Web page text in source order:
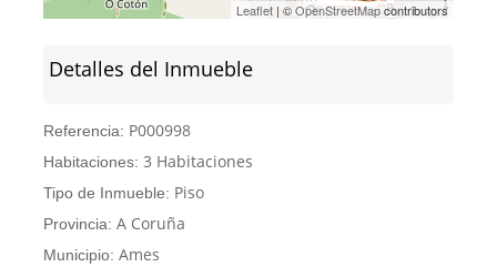
Leaflet| ©OpenStreetMapcontributors
Detalles del Inmueble
Referencia: P000998
Habitaciones:3 Habitaciones
Tipo de Inmueble: Piso
Provincia:A Coruña
Municipio:Ames